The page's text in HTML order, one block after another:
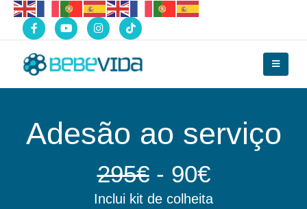
Adesão ao serviço
295€- 90€
Inclui kit de colheita